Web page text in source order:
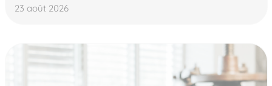
23 août 2026